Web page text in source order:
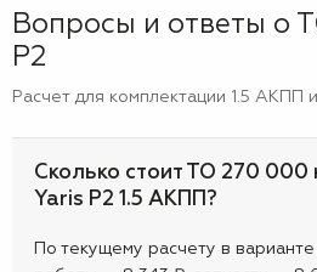
Вопросы и ответы о
P2
Расчет для комплектации 1.5 АКПП
Сколько стоит ТО 270 000
Yaris P2 1.5 АКПП?
По текущему расчету в